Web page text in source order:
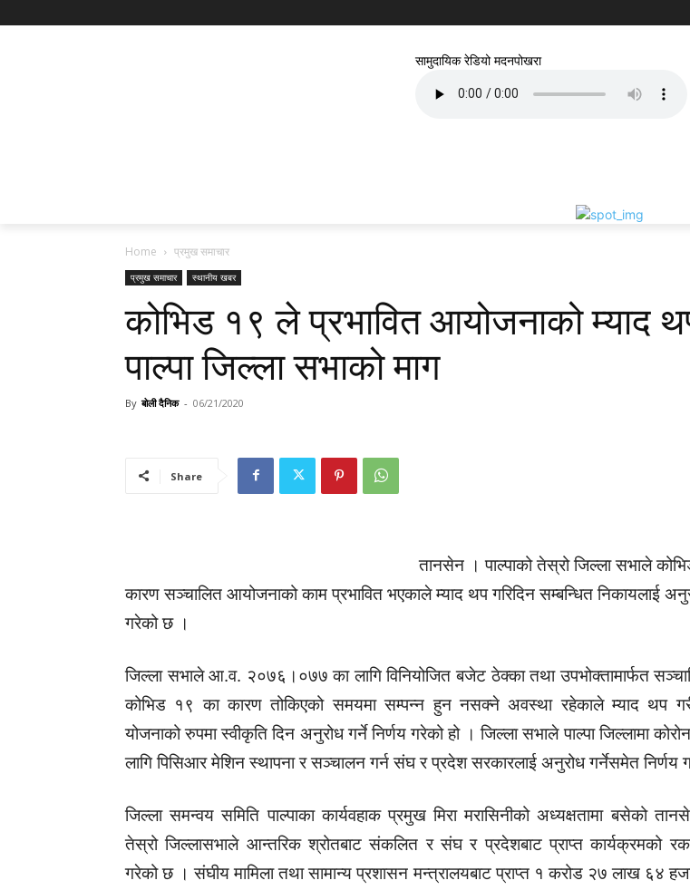
सामुदायिक रेडियो मदनपोखरा
Home प्रमुख समाचार
प्रमुख समाचार स्थानीय खबर
कोभिड १९ ले प्रभावित आयोजनाको म्याद
पाल्पा जिल्ला सभाको माग
By बोली दैनिक - 06/21/2020
Share
तानसेन । पाल्पाको तेस्रो जिल्ला सभाले
कारण सञ्चालित आयोजनाको काम प्रभावित भएकाले म्याद थप गरिदिन सम्बन्धित निकायलाई
गरेको छ ।
जिल्ला सभाले आ.व. २०७६।०७७ का लागि विनियोजित बजेट ठेक्का तथा उपभोक्तामार्फत
कोभिड १९ का कारण तोकिएको समयमा सम्पन्न हुन नसक्ने अवस्था रहेकाले म्याद थप
योजनाको रुपमा स्वीकृति दिन अनुरोध गर्ने निर्णय गरेको हो । जिल्ला सभाले पाल्पा जिल्लामा
लागि पिसिआर मेशिन स्थापना र सञ्चालन गर्न संघ र प्रदेश सरकारलाई अनुरोध गर्नेसमेत निर्णय
जिल्ला समन्वय समिति पाल्पाका कार्यवहाक प्रमुख मिरा मरासिनीको अध्यक्षतामा बसेको
तेस्रो जिल्लासभाले आन्तरिक श्रोतबाट संकलित र संघ र प्रदेशबाट प्राप्त कार्यक्रमको
गरेको छ । संघीय मामिला तथा सामान्य प्रशासन मन्त्रालयबाट प्राप्त १ करोड २७ लाख ६४